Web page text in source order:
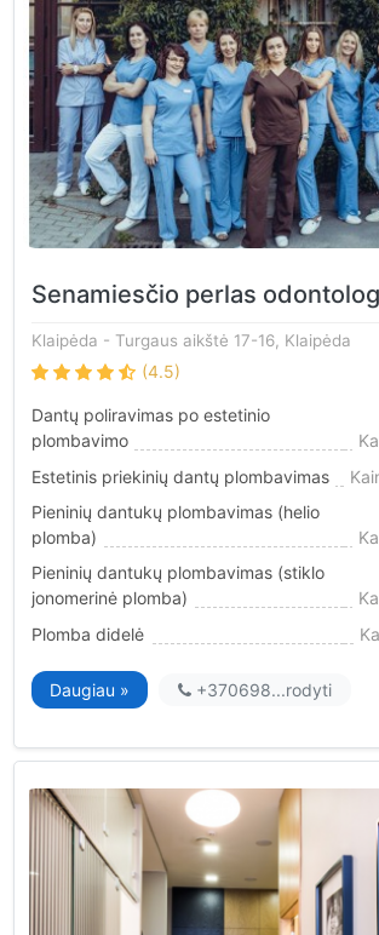
Senamiesčio perlas
Klaipėda - Turgaus aikštė 17-16, Klaipėda
(4.5)
Dantų poliravimas po estetinio
plombavimo
Estetinis priekinių dantų plombavimas
Pieninių dantukų plombavimas (helio
plomba)
Pieninių dantukų plombavimas (stiklo
jonomerinė plomba)
Plomba didelė
Daugiau » +370698...rodyti